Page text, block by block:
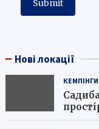
Нові локації
КЕМПІНГИ